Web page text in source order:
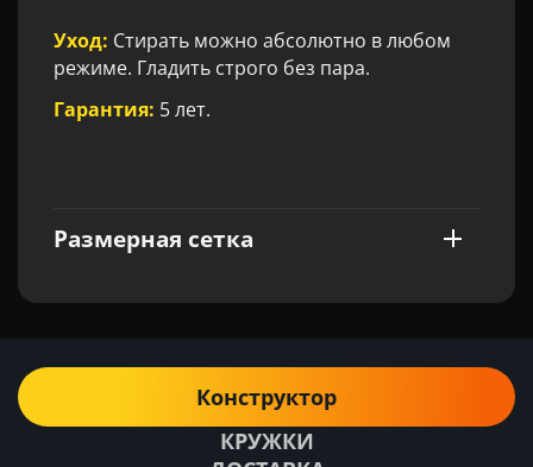
Уход: Стирать можно абсолютно в любом
режиме. Гладить строго без пара.
Гарантия: 5 лет.
Размерная сетка
КРУЖКИ
Конструктор